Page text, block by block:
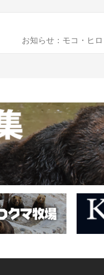
お知らせ：モコ・ヒ